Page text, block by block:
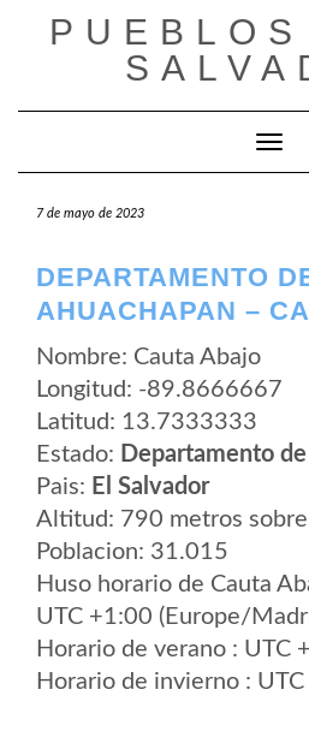
7 de mayo de 2023
DEPARTAMENTO
AHUACHAPAN –
Nombre: Cauta Abajo
Longitud: -89.8666667
Latitud: 13.7333333
Estado: Departamento
Pais: El Salvador
Altitud: 790 metros
Poblacion: 31.015
Huso horario de Cauta
UTC +1:00 (Europe/
Horario de verano : UTC
Horario de invierno :